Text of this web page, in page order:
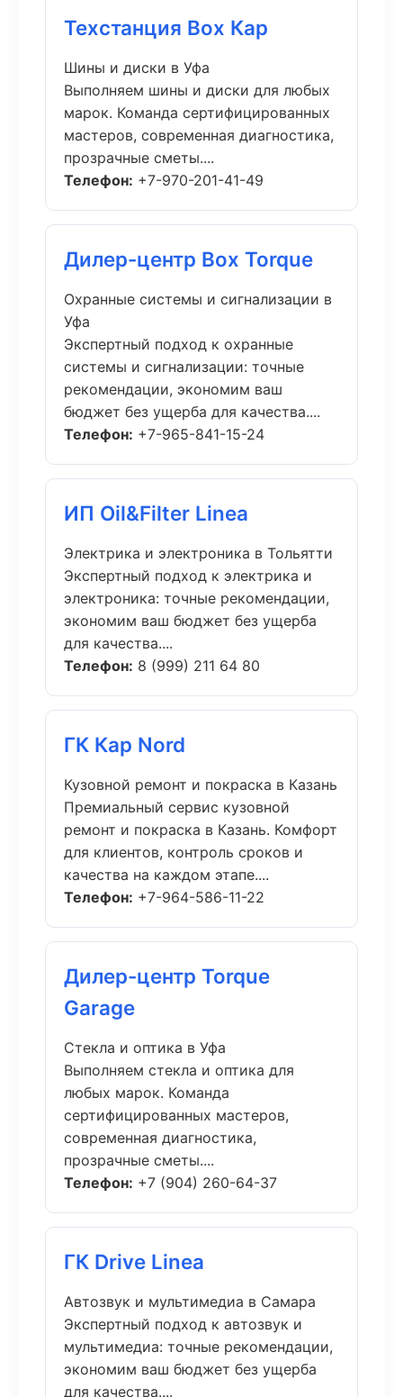
Техстанция Box Кар
Шины и диски в Уфа
Выполняем шины и диски для любых
марок. Команда сертифицированных
мастеров, современная диагностика,
прозрачные сметы....
Телефон: +7-970-201-41-49
Дилер-центр Box Torque
Охранные системы и сигнализации в
Уфа
Экспертный подход к охранные
системы и сигнализации: точные
рекомендации, экономим ваш
бюджет без ущерба для качества....
Телефон: +7-965-841-15-24
ИП Oil&Filter Linea
Электрика и электроника в Тольятти
Экспертный подход к электрика и
электроника: точные рекомендации,
экономим ваш бюджет без ущерба
для качества....
Телефон: 8 (999) 211 64 80
ГК Кар Nord
Кузовной ремонт и покраска в Казань
Премиальный сервис кузовной
ремонт и покраска в Казань. Комфорт
для клиентов, контроль сроков и
качества на каждом этапе....
Телефон: +7-964-586-11-22
Дилер-центр Torque
Garage
Стекла и оптика в Уфа
Выполняем стекла и оптика для
любых марок. Команда
сертифицированных мастеров,
современная диагностика,
прозрачные сметы....
Телефон: +7 (904) 260-64-37
ГК Drive Linea
Автозвук и мультимедиа в Самара
Экспертный подход к автозвук и
мультимедиа: точные рекомендации,
экономим ваш бюджет без ущерба
для качества....